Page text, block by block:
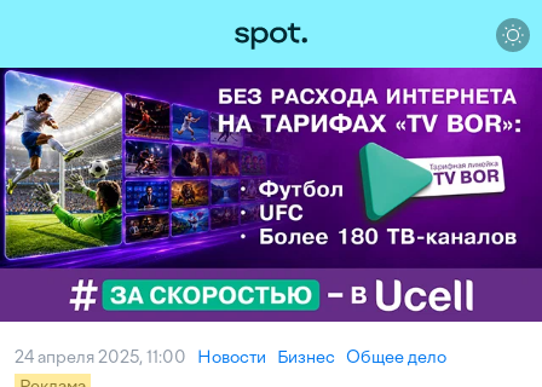
24 апреля 2025, 11:00 Новости Бизнес Общее дело